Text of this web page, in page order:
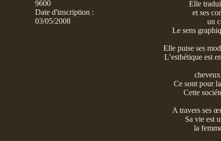
9600
Date d'inscription :
03/05/2008
Elle
et ses
un
Le sens
Elle puise ses
L’esthétique est
Ce sont pour
Cette
A travers ses
Sa vie est
la